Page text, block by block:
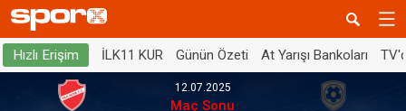
Hızlı Erişim İLK11 KUR Günün Özeti At Yarışı Bankoları
12.07.2025
Maç Sonu